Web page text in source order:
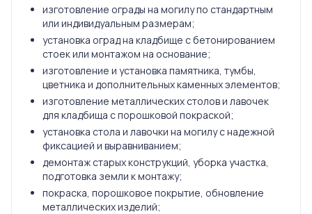
изготовление ограды на могилу по стандартным
или индивидуальным размерам;
установка оград на кладбище с бетонированием
стоек или монтажом на основание;
изготовление и установка памятника, тумбы,
цветника и дополнительных каменных элементов;
изготовление металлических столов и лавочек
для кладбища с порошковой покраской;
установка стола и лавочки на могилу с надежной
фиксацией и выравниванием;
демонтаж старых конструкций, уборка участка,
подготовка земли к монтажу;
покраска, порошковое покрытие, обновление
металлических изделий;